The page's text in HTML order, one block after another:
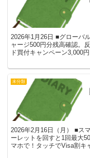
2026年1月26日 ■グローバ
ャージ500円分残高確認。
ド買付キャンペーン3,000
未分類
2026年2月16日（月） ■ス
ーレットを回すと1回最大
マホで！タッチでVisa割キ